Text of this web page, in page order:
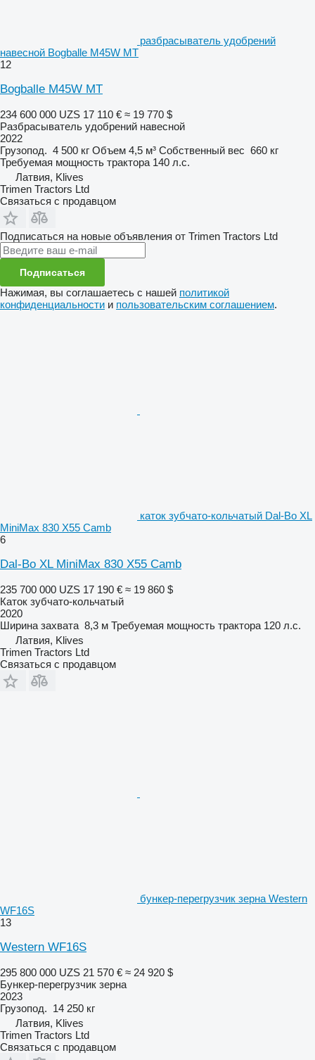
разбрасыватель удобрений
навесной Bogballe M45W MT
12
Bogballe M45W MT
234 600 000 UZS 17 110 € ≈ 19 770 $
Разбрасыватель удобрений навесной
2022
Грузопод. 4 500 кг Объем 4,5 м³ Собственный вес 660 кг
Требуемая мощность трактора 140 л.с.
Латвия, Klives
Trimen Tractors Ltd
Связаться с продавцом
Подписаться на новые объявления от Trimen Tractors Ltd
Подписаться
Нажимая, вы соглашаетесь с нашей политикой
конфиденциальности и пользовательским соглашением.
каток зубчато-кольчатый Dal-Bo XL
MiniMax 830 X55 Camb
6
Dal-Bo XL MiniMax 830 X55 Camb
235 700 000 UZS 17 190 € ≈ 19 860 $
Каток зубчато-кольчатый
2020
Ширина захвата 8,3 м Требуемая мощность трактора 120 л.с.
Латвия, Klives
Trimen Tractors Ltd
Связаться с продавцом
бункер-перегрузчик зерна Western
WF16S
13
Western WF16S
295 800 000 UZS 21 570 € ≈ 24 920 $
Бункер-перегрузчик зерна
2023
Грузопод. 14 250 кг
Латвия, Klives
Trimen Tractors Ltd
Связаться с продавцом